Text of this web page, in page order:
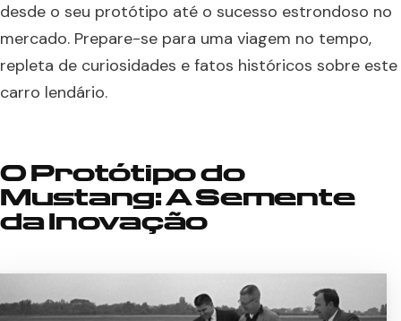
desde o seu protótipo até o sucesso estrondoso no
mercado. Prepare-se para uma viagem no tempo,
repleta de curiosidades e fatos históricos sobre este
carro lendário.
O Protótipo do
Mustang: A Semente
da Inovação